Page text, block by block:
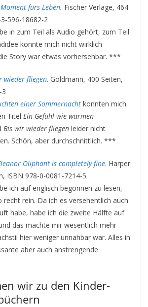
fürs Leben. Fischer Verlage, 464
596-18682-2
in zum Teil als Audio gehört, zum Teil
konnte mich nicht wirklich
Story war etwas vorhersehbar. ***
wieder fliegen. Goldmann, 400 Seiten,
3
einer Sommernacht konnten mich
Titel Ein Gefühl wie warmen
Bis wir wieder fliegen leider nicht
Schön, aber durchschnittlich. ***
Oliphant is completely fine. Harper
ISBN 978-0-0081-7214-5
ich auf englisch begonnen zu lesen,
recht rein. Da ich es versehentlich auch
habe, habe ich die zweite Hälfte auf
das machte mir wesentlich mehr
hier weniger unnahbar war. Alles in
aber auch anstrengende
wir zu den Kinder-